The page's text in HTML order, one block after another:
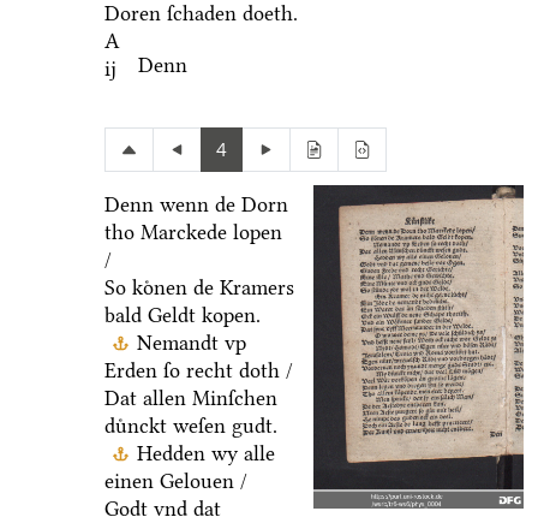
Doren ſchaden doeth.
A
ij
Denn
4
Denn wenn de Dorn
tho Marckede lopen
/
So koͤnen de Kramers
bald Geldt kopen.
Nemandt vp
Erden ſo recht doth /
Dat allen Minſchen
duͤnckt weſen gudt.
Hedden wy alle
einen Gelouen /
Godt vnd dat